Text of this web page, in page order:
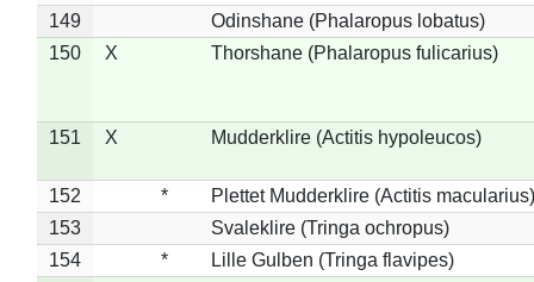
149
Odinshane (Phalaropus lobatus)
150
X Thorshane (Phalaropus fulicarius)
151 X Mudderklire (Actitis hypoleucos)
152 *
Plettet Mudderklire (Actitis macularius)
153
Svaleklire (Tringa ochropus)
154
*
Lille Gulben (Tringa flavipes)